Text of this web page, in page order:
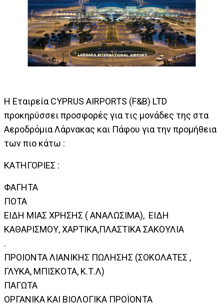
Η Εταιρεία CYPRUS AIRPORTS (F&B) LTD
προκηρύσσει προσφορές για τις μονάδες της στα
Αεροδρόμια Λάρνακας και Πάφου για την προμήθεια
των πιο κάτω :
ΚΑΤΗΓΟΡΙΕΣ :
ΦΑΓΗΤΑ
ΠΟΤΑ
ΕΙΔΗ ΜΙΑΣ ΧΡΗΣΗΣ ( ΑΝΑΛΩΣΙΜΑ), ΕΙΔΗ
ΚΑΘΑΡΙΣΜΟΥ, ΧΑΡΤΙΚΑ,ΠΛΑΣΤΙΚΑ ΣΑΚΟΥΛΙΑ
.
ΠΡΟΙΟΝΤΑ ΛΙΑΝΙΚΗΣ ΠΩΛΗΣΗΣ (ΣΟΚΟΛΑΤΕΣ ,
ΓΛΥΚΑ, ΜΠΙΣΚΟΤΑ, Κ.Τ.Λ)
ΠΑΓΩΤΑ
ΟΡΓΑΝΙΚΑ ΚΑΙ ΒΙΟΛΟΓΙΚΑ ΠΡΟΪΟΝΤΑ